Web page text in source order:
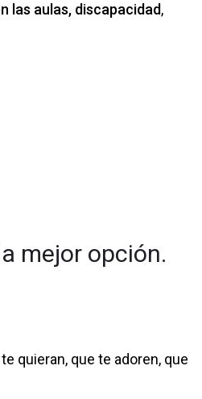
las aulas, discapacidad,
mejor opción.
quieran, que te adoren, que